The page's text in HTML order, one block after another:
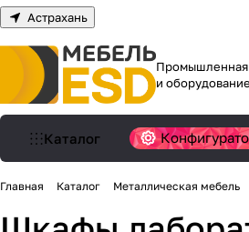
Астрахань
и оборудование
Каталог
Главная Каталог Металлическая мебель